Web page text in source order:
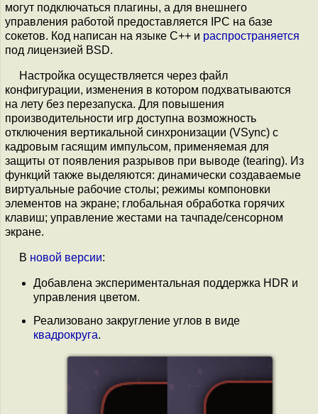
могут подключаться плагины, а для внешнего
управления работой предоставляется IPC на базе
сокетов. Код написан на языке С++ и распространяется
под лицензией BSD.
Настройка осуществляется через файл
конфигурации, изменения в котором подхватываются
на лету без перезапуска. Для повышения
производительности игр доступна возможность
отключения вертикальной синхронизации (VSync) с
кадровым гасящим импульсом, применяемая для
защиты от появления разрывов при выводе (tearing). Из
функций также выделяются: динамически создаваемые
виртуальные рабочие столы; режимы компоновки
элементов на экране; глобальная обработка горячих
клавиш; управление жестами на тачпаде/сенсорном
экране.
В новой версии:
Добавлена экспериментальная поддержка HDR и
управления цветом.
Реализовано закругление углов в виде
квадрокруга.